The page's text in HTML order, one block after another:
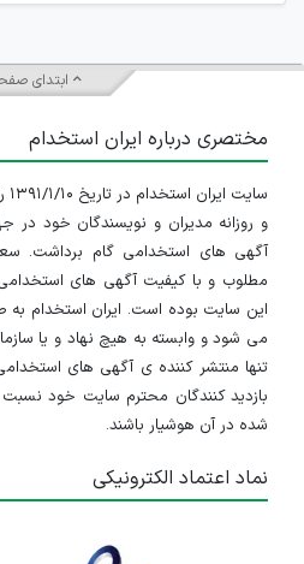
ابتدای
مختصری درباره ایران استخدام
و روزانه مدیران و نویسندگان خود
آگهی های استخدامی گام برداشت.
مطلوب و با کیفیت آگهی های
این سایت بوده است. ایران استخدام
می شود و وابسته به هیچ نهاد و یا
تنها منتشر کننده ی آگهی های
بازدید کنندگان محترم سایت خود
شده در آن هوشیار باشند.
نماد اعتماد الکترونیکی